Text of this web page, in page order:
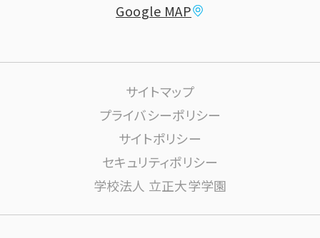
学内ネットワーク環境(りすねっと)
大学施設の利用について
博物館
Google MAP
サイトマップ
プライバシーポリシー
サイトポリシー
セキュリティポリシー
学校法人 立正大学学園